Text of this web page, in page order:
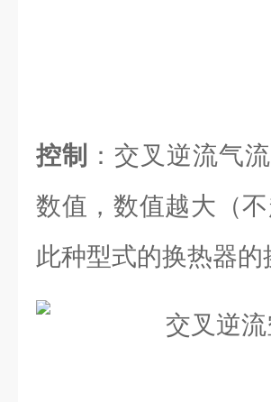
控制
：交叉逆流气
数值，数值越大（
此种型式的换热器